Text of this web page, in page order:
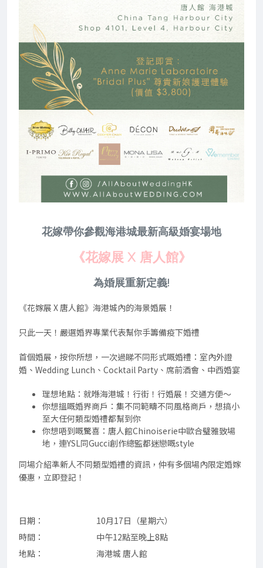
花嫁帶你參觀海港城最新高級婚宴場地
《花嫁展 X 唐人館》
為婚展重新定義!
《花嫁展 X 唐人館》海港城內的海景婚展！
只此一天！嚴選婚界專業代表幫你手籌備疫下婚禮
首個婚展，按你所想，一次過睇不同形式嘅婚禮：室內外證
婚、Wedding Lunch、Cocktail Party、席前酒會、中西婚宴
理想地點：就喺海港城！行街！行婚展！交通方便～
你想搵嘅婚界商戶：集不同範疇不同風格商戶，想搞小
至大任何類型婚禮都幫到你
你想唔到嘅驚喜：唐人館Chinoiserie中歐合璧雅致場
地，連YSL同Gucci創作總監都迷戀嘅style
同場介紹準新人不同類型婚禮的資訊，仲有多個場內限定婚嫁
優惠，立即登記！
日期：
10月17日（星期六）
時間：
中午12點至晚上8點
地點：
海港城 唐人館